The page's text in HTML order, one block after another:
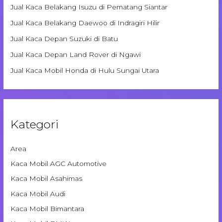
Jual Kaca Belakang Isuzu di Pematang Siantar
Jual Kaca Belakang Daewoo di Indragiri Hilir
Jual Kaca Depan Suzuki di Batu
Jual Kaca Depan Land Rover di Ngawi
Jual Kaca Mobil Honda di Hulu Sungai Utara
Kategori
Area
Kaca Mobil AGC Automotive
Kaca Mobil Asahimas
Kaca Mobil Audi
Kaca Mobil Bimantara